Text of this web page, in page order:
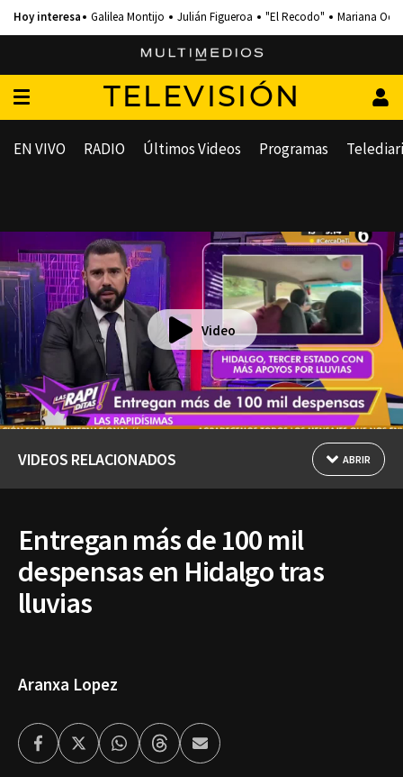
Galilea Montijo Julián Figueroa "El Recodo" Mariana
TELEVISIÓN
EN VIVO RADIO Últimos Videos Programas
Video
VIDEOS RELACIONADOS ABRIR
Entregan más de 100 mil
despensas en Hidalgo tras
lluvias
Aranxa Lopez
FacebookTwitterWhatsappThreadsEnviar
por